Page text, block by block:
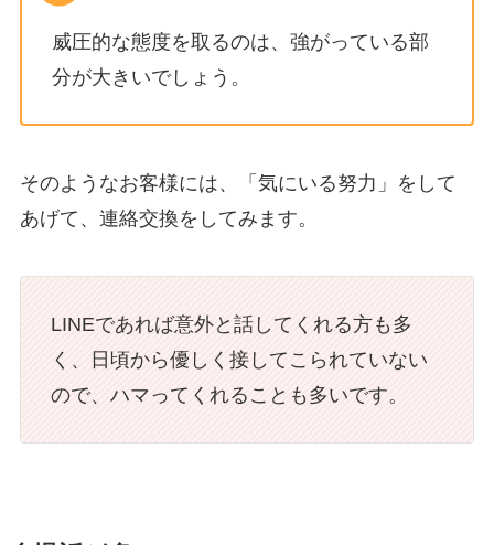
威圧的な態度を取るのは、強がっている部
分が大きいでしょう。
そのようなお客様には、「気にいる努力」をして
あげて、連絡交換をしてみます。
LINEであれば意外と話してくれる方も多
く、日頃から優しく接してこられていない
ので、ハマってくれることも多いです。